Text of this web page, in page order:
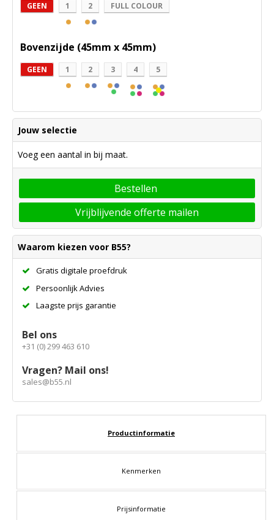
GEEN 1 2 FULL COLOUR
Bovenzijde (45mm x 45mm)
GEEN 1 2 3 4 5
Jouw selectie
Voeg een aantal in bij maat.
Bestellen
Vrijblijvende offerte mailen
Waarom kiezen voor B55?
Gratis digitale proefdruk
Persoonlijk Advies
Laagste prijs garantie
Bel ons
+31 (0) 299 463 610
Vragen? Mail ons!
sales@b55.nl
Productinformatie
Kenmerken
Prijsinformatie